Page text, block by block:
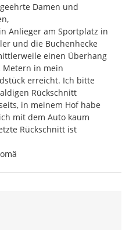
Damen und
Anlieger am Sportplatz in
und die Buchenhecke
einen Überhang
Metern in mein
erreicht. Ich bitte
Rückschnitt
in meinem Hof habe
mit dem Auto kaum
Rückschnitt ist